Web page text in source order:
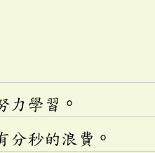
力學習。
分秒的浪費。